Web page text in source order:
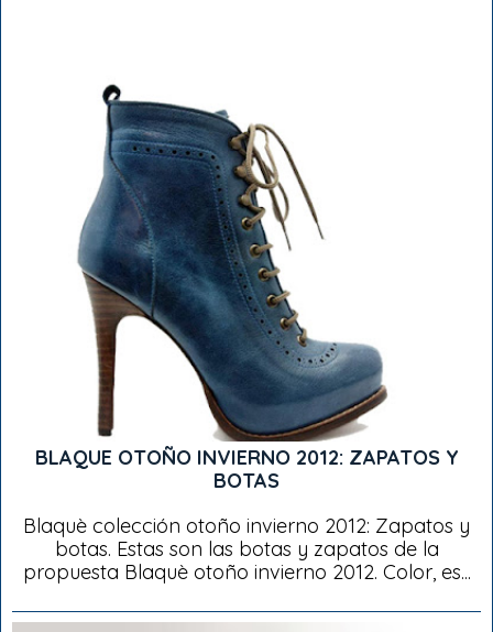
BLAQUE OTOÑO INVIERNO 2012: ZAPATOS Y
BOTAS
Blaquè colección otoño invierno 2012: Zapatos y
botas. Estas son las botas y zapatos de la
propuesta Blaquè otoño invierno 2012. Color, es...